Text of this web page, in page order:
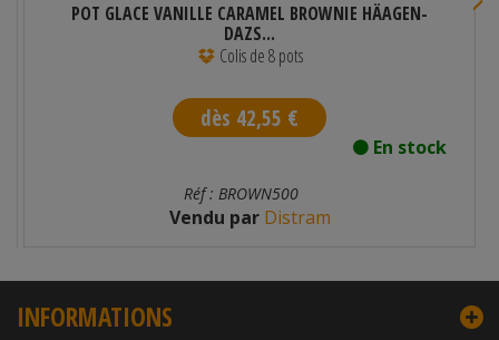
POT GLACE VANILLE CARAMEL BROWNIE HÄAGEN-
DAZS...
Colis de 8 pots
dès 42,55 €
En stock
Réf : BROWN500
Vendu parDistram
INFORMATIONS